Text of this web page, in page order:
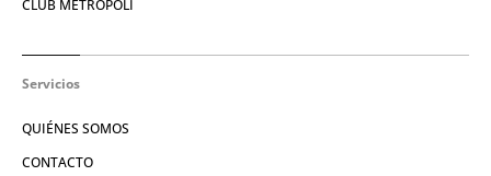
CLUB METRÓPOLI
Servicios
QUIÉNES SOMOS
CONTACTO